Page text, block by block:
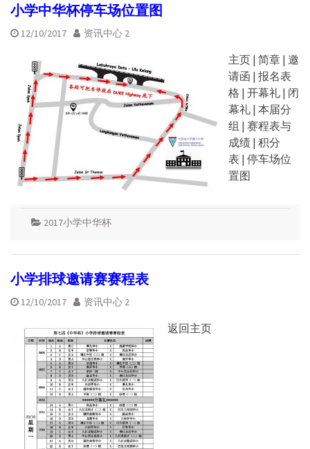
小学中华杯停车场位置图
12/10/2017 资讯中心 2
主页 | 简章 | 邀
请函 | 报名表
格 | 开幕礼 | 闭
幕礼 | 本届分
组 | 赛程表与
成绩 | 积分
表 | 停车场位
置图
2017小学中华杯
小学排球邀请赛赛程表
12/10/2017 资讯中心 2
返回主页